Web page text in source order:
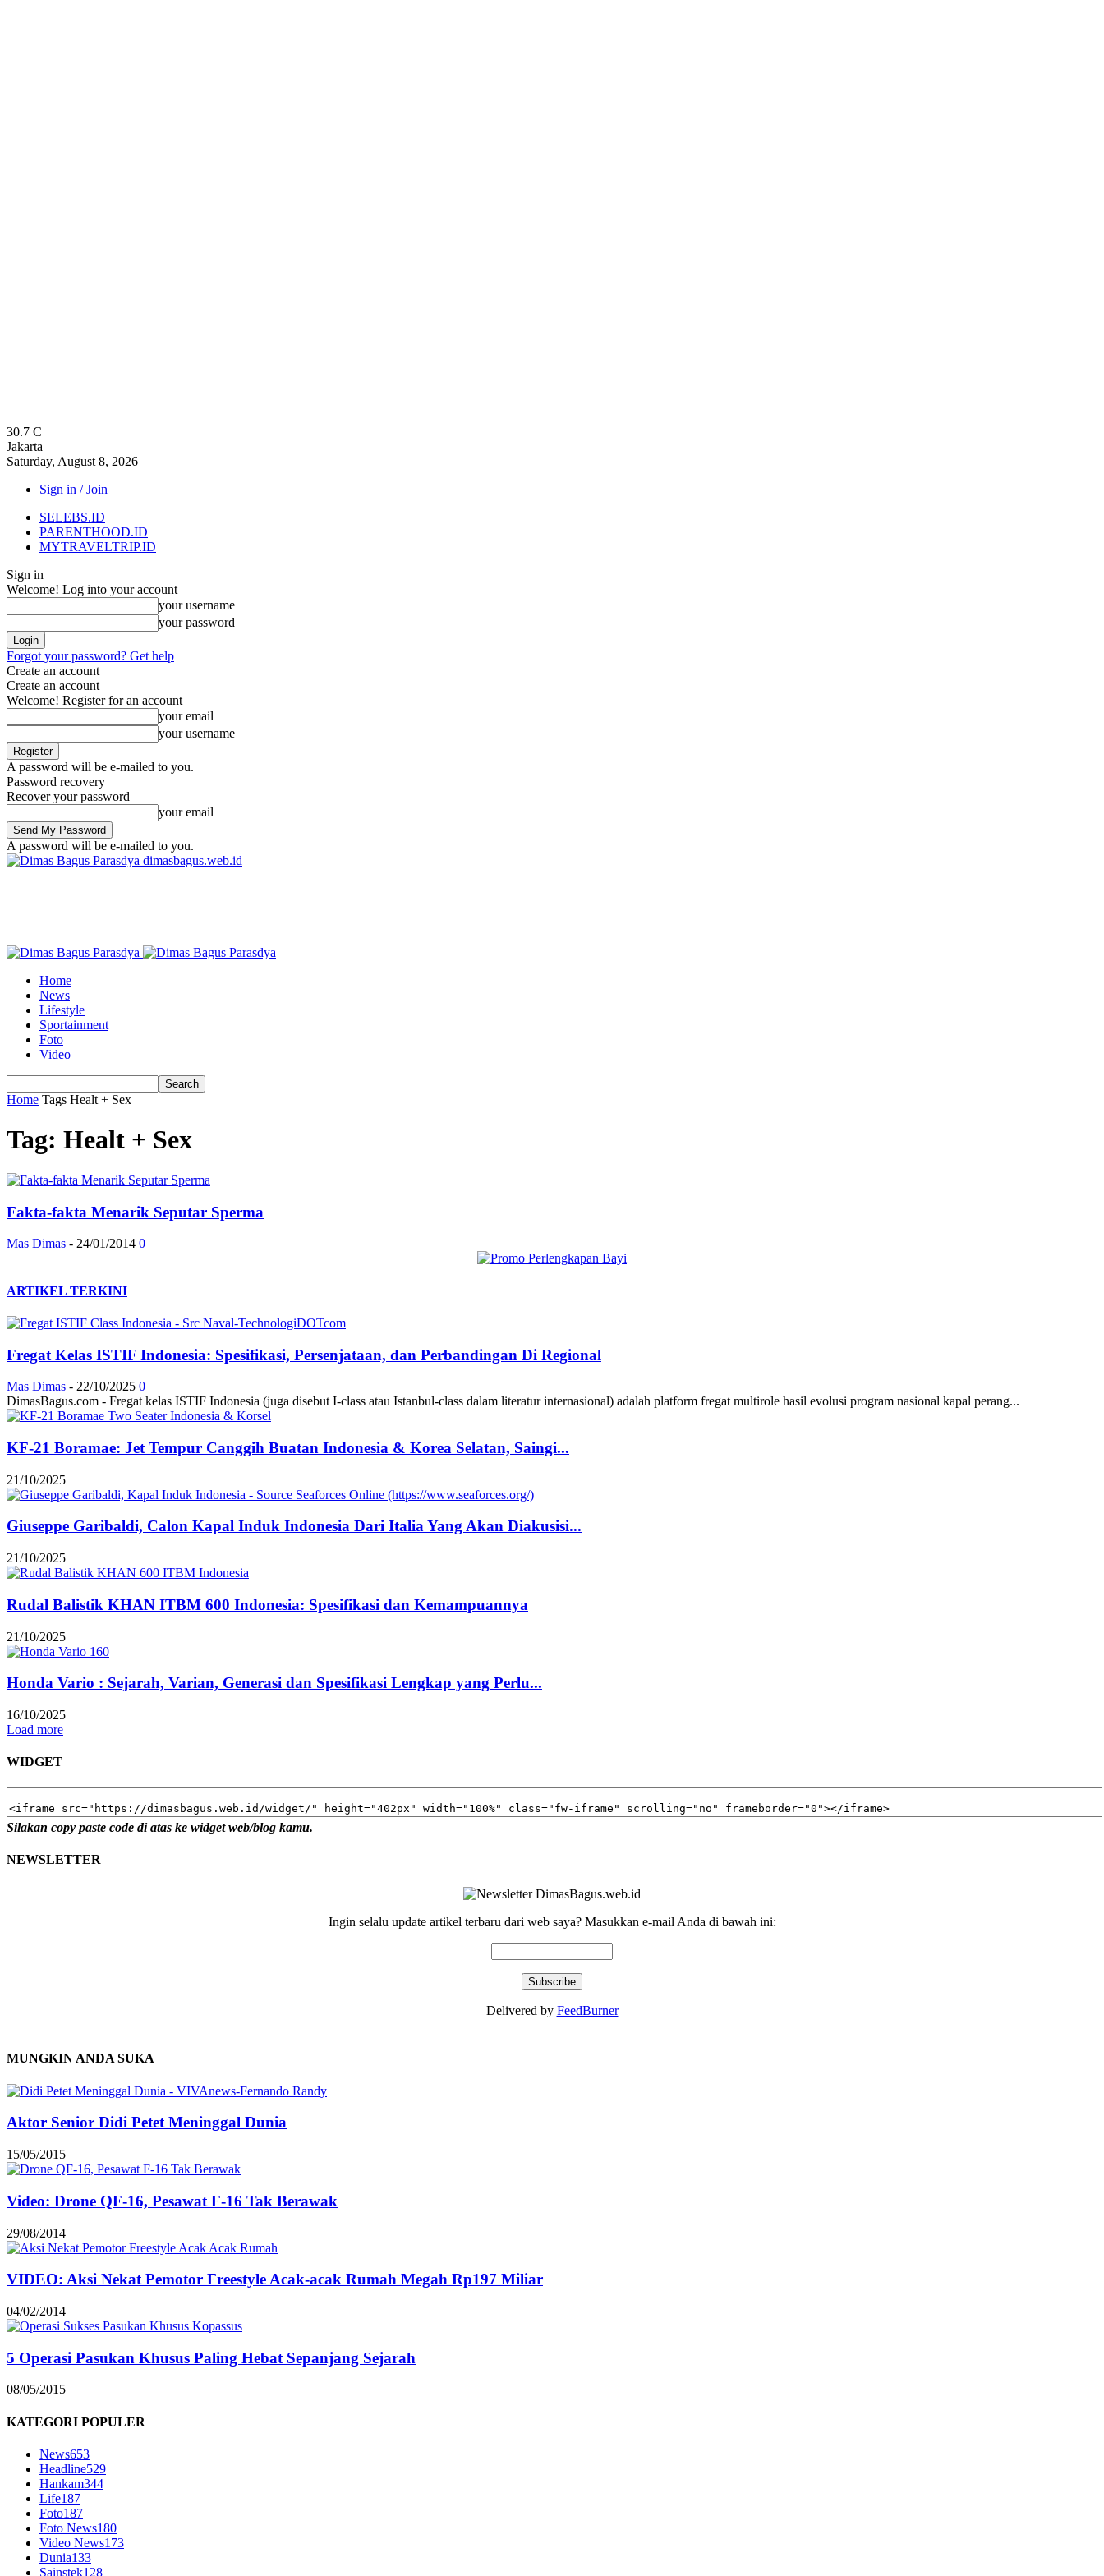
30.7 C
Jakarta
Saturday, August 8, 2026
Sign in / Join
SELEBS.ID
PARENTHOOD.ID
MYTRAVELTRIP.ID
Sign in
Welcome! Log into your account
your username
your password
Forgot your password? Get help
Create an account
Create an account
Welcome! Register for an account
your email
your username
A password will be e-mailed to you.
Password recovery
Recover your password
your email
A password will be e-mailed to you.
dimasbagus.web.id
Home
News
Lifestyle
Sportainment
Foto
Video
Home Tags Healt + Sex
Tag: Healt + Sex
Fakta-fakta Menarik Seputar Sperma
Mas Dimas - 24/01/2014 0
ARTIKEL TERKINI
Fregat Kelas ISTIF Indonesia: Spesifikasi, Persenjataan, dan Perbandingan Di Regional
Mas Dimas - 22/10/2025 0
DimasBagus.com - Fregat kelas ISTIF Indonesia (juga disebut I-class atau Istanbul-class dalam literatur internasional) adalah platform fregat multirole hasil evolusi program nasional kapal perang...
KF-21 Boramae: Jet Tempur Canggih Buatan Indonesia & Korea Selatan, Saingi...
21/10/2025
Giuseppe Garibaldi, Calon Kapal Induk Indonesia Dari Italia Yang Akan Diakusisi...
21/10/2025
Rudal Balistik KHAN ITBM 600 Indonesia: Spesifikasi dan Kemampuannya
21/10/2025
Honda Vario : Sejarah, Varian, Generasi dan Spesifikasi Lengkap yang Perlu...
16/10/2025
Load more
WIDGET
Silakan copy paste code di atas ke widget web/blog kamu.
NEWSLETTER
Ingin selalu update artikel terbaru dari web saya? Masukkan e-mail Anda di bawah ini:
Delivered by FeedBurner
MUNGKIN ANDA SUKA
Aktor Senior Didi Petet Meninggal Dunia
15/05/2015
Video: Drone QF-16, Pesawat F-16 Tak Berawak
29/08/2014
VIDEO: Aksi Nekat Pemotor Freestyle Acak-acak Rumah Megah Rp197 Miliar
04/02/2014
5 Operasi Pasukan Khusus Paling Hebat Sepanjang Sejarah
08/05/2015
KATEGORI POPULER
News653
Headline529
Hankam344
Life187
Foto187
Foto News180
Video News173
Dunia133
Sainstek128